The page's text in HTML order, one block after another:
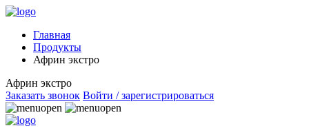
Главная
Продукты
Африн экстро
Африн экстро
Заказать звонок Войти / зарегистрироваться